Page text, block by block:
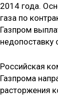
2014 года.
газа по
Газпром
недопоставку
Российская
Газпрома
расторжения